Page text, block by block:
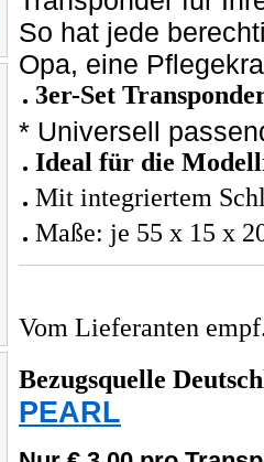
So hat jede
Opa, eine
3er-Set
* Universell
Ideal für die
Mit integriertem
Maße: je 55 x 15 x
Vom Lieferanten
Bezugsquelle
PEARL